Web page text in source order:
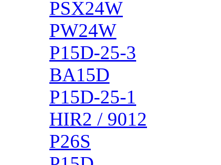
PSX24W
PW24W
P15D-25-3
BA15D
P15D-25-1
HIR2 / 9012
P26S